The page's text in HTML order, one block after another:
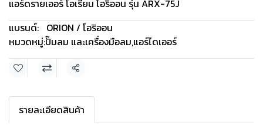
แอร์ดรายเออร์ โอเรียน โอริออน รุ่น ARX-75J
แบรนด์: ORION / โอริออน
หมวดหมู่:ปั๊มลม และเครื่องมือลม,แอร์ไดเออร์
แชร์
รายละเอียดสินค้า